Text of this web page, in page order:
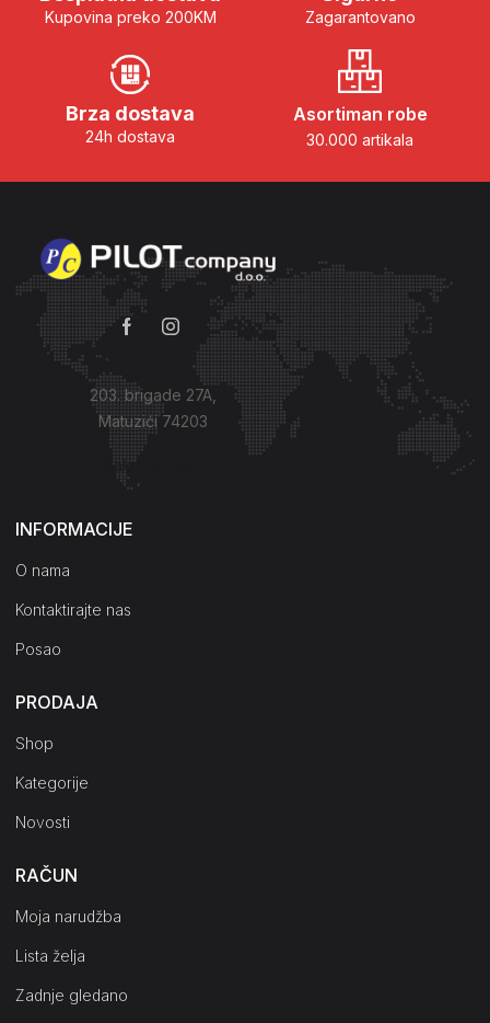
Kupovina preko 200KM Zagarantovano
Brza dostava
24h dostava
Asortiman robe
30.000 artikala
203. brigade 27A,
Matuzići 74203
Kako do nas?
INFORMACIJE
O nama
Kontaktirajte nas
Posao
PRODAJA
Shop
Kategorije
Novosti
RAČUN
Moja narudžba
Lista želja
Zadnje gledano